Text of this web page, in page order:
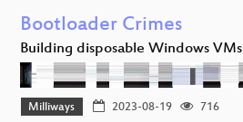
Bootloader Crimes
Building disposable Windows VMs
Milliways 2023-08-19
716